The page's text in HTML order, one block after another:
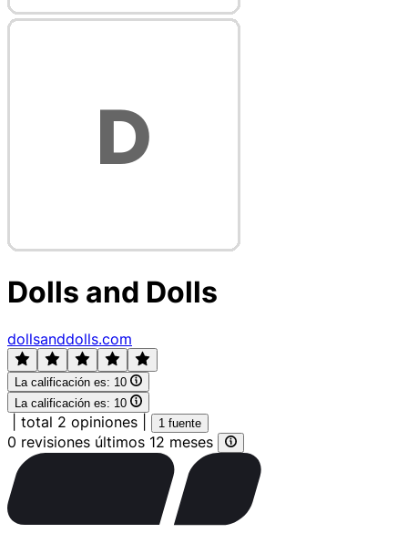
Dolls and Dolls
dollsanddolls.com
La calificación es: 10
La calificación es: 10
total 2 opiniones 1 fuente
0 revisiones últimos 12 meses